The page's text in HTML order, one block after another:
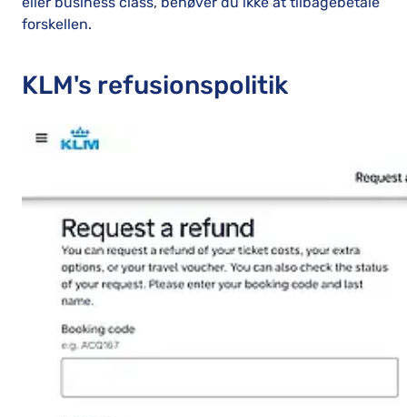
forskellen.
KLM's refusionspolitik